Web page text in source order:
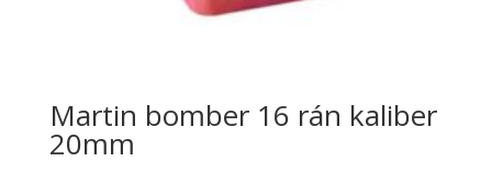
Martin bomber 16 rán kaliber
20mm